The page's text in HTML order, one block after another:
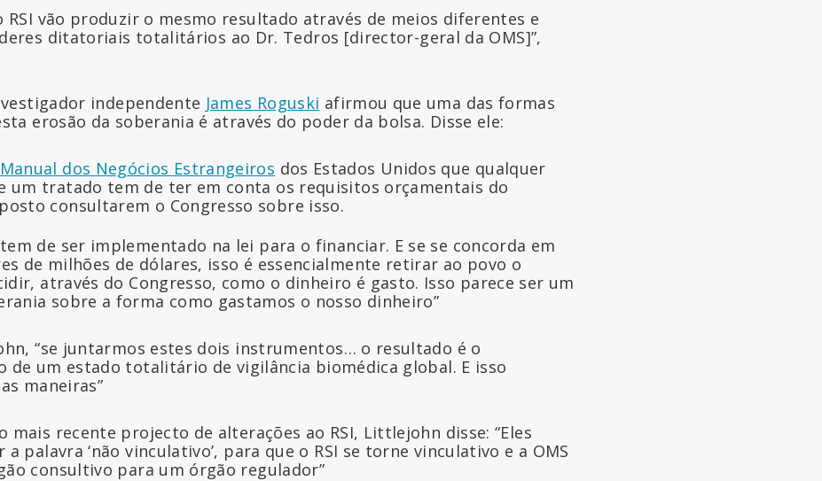
RSI vão produzir o mesmo resultado através de meios diferentes e
ditatoriais totalitários ao Dr. Tedros [director-geral da OMS]”,
independente James Roguski afirmou que uma das formas
erosão da soberania é através do poder da bolsa. Disse ele:
Manual dos Negócios Estrangeiros dos Estados Unidos que qualquer
um tratado tem de ter em conta os requisitos orçamentais do
consultarem o Congresso sobre isso.
de ser implementado na lei para o financiar. E se se concorda em
de milhões de dólares, isso é essencialmente retirar ao povo o
através do Congresso, como o dinheiro é gasto. Isso parece ser um
sobre a forma como gastamos o nosso dinheiro”
“se juntarmos estes dois instrumentos… o resultado é o
de um estado totalitário de vigilância biomédica global. E isso
maneiras”
mais recente projecto de alterações ao RSI, Littlejohn disse: “Eles
palavra ‘não vinculativo’, para que o RSI se torne vinculativo e a OMS
consultivo para um órgão regulador”